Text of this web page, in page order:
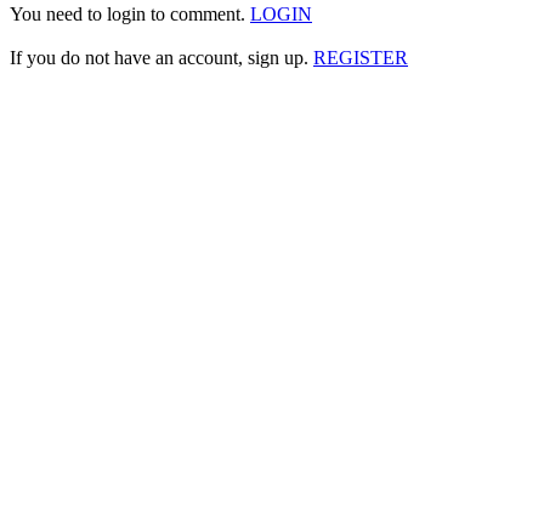
You need to login to comment. LOGIN
If you do not have an account, sign up. REGISTER